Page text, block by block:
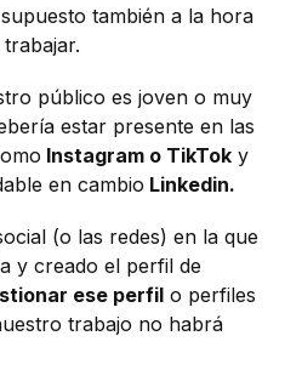
también a la hora
público es joven o muy
estar presente en las
Instagram o TikTok y
en cambio Linkedin.
(o las redes) en la que
y creado el perfil de
ese perfil o perfiles
trabajo no habrá